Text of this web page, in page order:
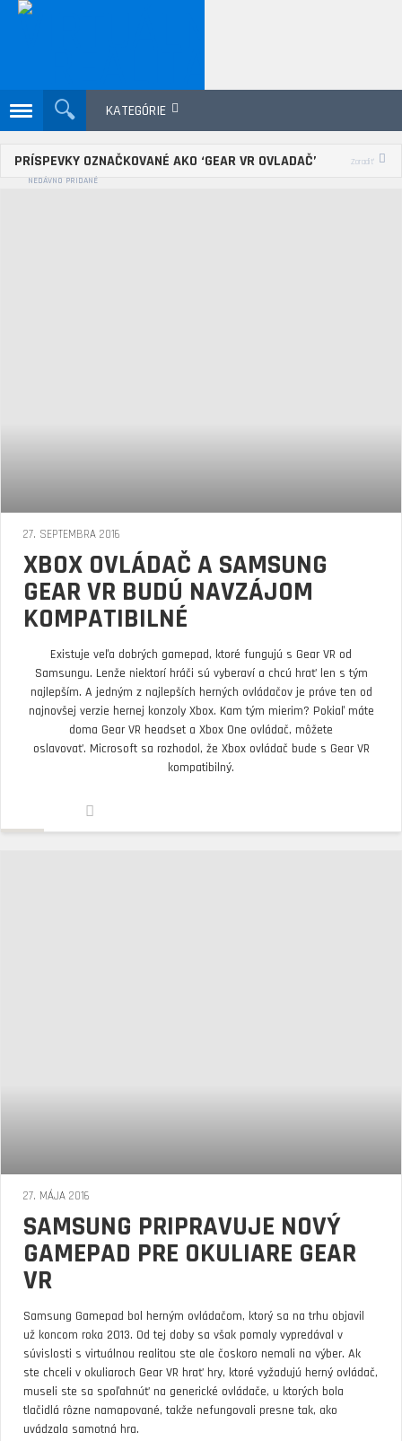
KATEGÓRIE
PRÍSPEVKY OZNAČKOVANÉ AKO ‘GEAR VR OVLADAČ’
NEDÁVNO PRIDANÉ
Zoradiť
27. SEPTEMBRA 2016
XBOX OVLÁDAČ A SAMSUNG
GEAR VR BUDÚ NAVZÁJOM
KOMPATIBILNÉ
Existuje veľa dobrých gamepad, ktoré fungujú s Gear VR od
Samsungu. Lenže niektorí hráči sú vyberaví a chcú hrať len s tým
najlepším. A jedným z najlepších herných ovládačov je práve ten od
najnovšej verzie hernej konzoly Xbox. Kam tým mierim? Pokiaľ máte
doma Gear VR headset a Xbox One ovládač, môžete
oslavovať. Microsoft sa rozhodol, že Xbox ovládač bude s Gear VR
kompatibilný.
27. MÁJA 2016
SAMSUNG PRIPRAVUJE NOVÝ
GAMEPAD PRE OKULIARE GEAR
VR
Samsung Gamepad bol herným ovládačom, ktorý sa na trhu objavil
už koncom roka 2013. Od tej doby sa však pomaly vypredával v
súvislosti s virtuálnou realitou ste ale čoskoro nemali na výber. Ak
ste chceli v okuliaroch Gear VR hrať hry, ktoré vyžadujú herný ovládač,
museli ste sa spoľahnúť na generické ovládače, u ktorých bola
tlačidlá rôzne namapované, takže nefungovali presne tak, ako
uvádzala samotná hra.